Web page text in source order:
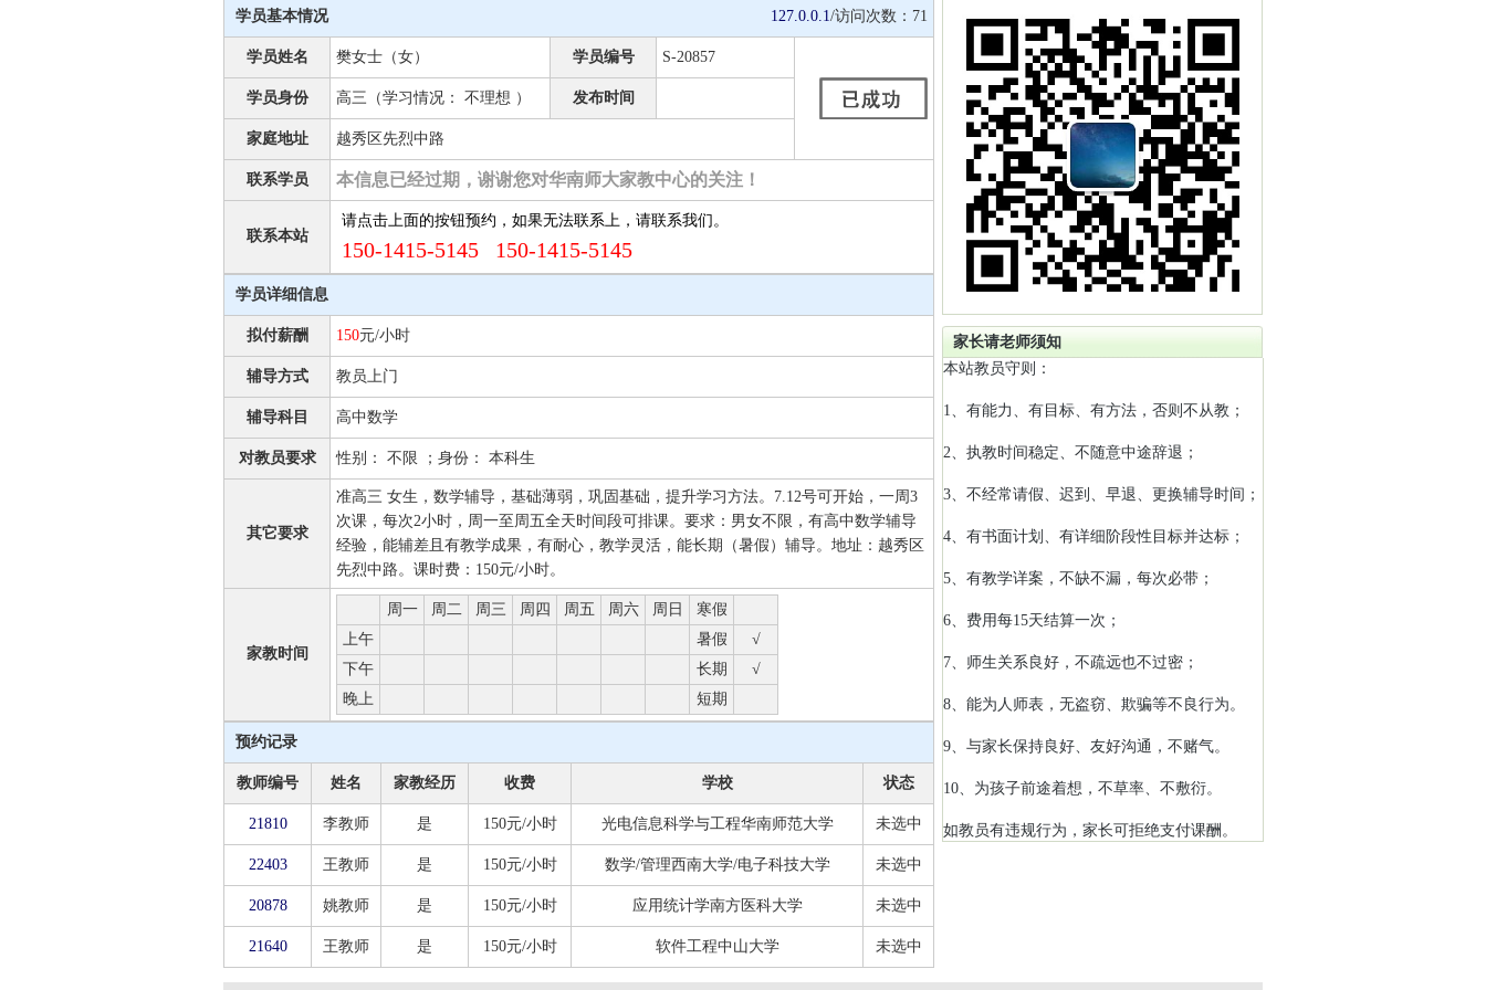
学员基本情况 127.0.0.1/访问次数： 71
学员姓名 樊女士（女） 学员编号 S-20857
学员身份 高三（学习情况： 不理想 ） 发布时间
家庭地址 越秀区先烈中路
联系学员 本信息已经过期，谢谢您对华南师大家教中心的关注！
联系本站
请点击上面的按钮预约，如果无法联系上，请联系我们。
150-1415-5145 150-1415-5145
学员详细信息
拟付薪酬 150元/小时
辅导方式 教员上门
辅导科目 高中数学
对教员要求 性别： 不限 ；身份： 本科生
其它要求
准高三 女生，数学辅导，基础薄弱，巩固基础，提升学习方法。7.12号可开始，一周3
次课，每次2小时，周一至周五全天时间段可排课。要求：男女不限，有高中数学辅导
经验，能辅差且有教学成果，有耐心，教学灵活，能长期（暑假）辅导。地址：越秀区
先烈中路。课时费：150元/小时。
家教时间
周一 周二 周三 周四 周五 周六 周日
寒假
上午
暑假
√
下午
长期
√
晚上
短期
预约记录
教师编号 姓名 家教经历 收费 学校 状态
21810 李教师 是 150元/小时 光电信息科学与工程华南师范大学 未选中
22403 王教师 是 150元/小时 数学/管理西南大学/电子科技大学 未选中
20878 姚教师 是 150元/小时 应用统计学南方医科大学 未选中
21640 王教师 是 150元/小时 软件工程中山大学 未选中
家长请老师须知
本站教员守则：
1、有能力、有目标、有方法，否则不从教；
2、执教时间稳定、不随意中途辞退；
3、不经常请假、迟到、早退、更换辅导时间；
4、有书面计划、有详细阶段性目标并达标；
5、有教学详案，不缺不漏，每次必带；
6、费用每15天结算一次；
7、师生关系良好，不疏远也不过密；
8、能为人师表，无盗窃、欺骗等不良行为。
9、与家长保持良好、友好沟通，不赌气。
10、为孩子前途着想，不草率、不敷衍。
如教员有违规行为，家长可拒绝支付课酬。